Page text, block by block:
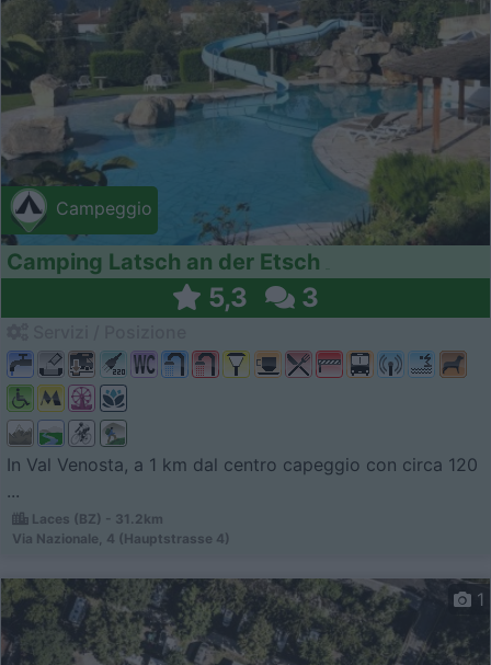
Campeggio
Camping Latsch an der Etsch
5,3 3
In Val Venosta, a 1 km dal centro capeggio con circa 120
...
Laces (BZ) - 31.2km
Via Nazionale, 4 (Hauptstrasse 4)
1